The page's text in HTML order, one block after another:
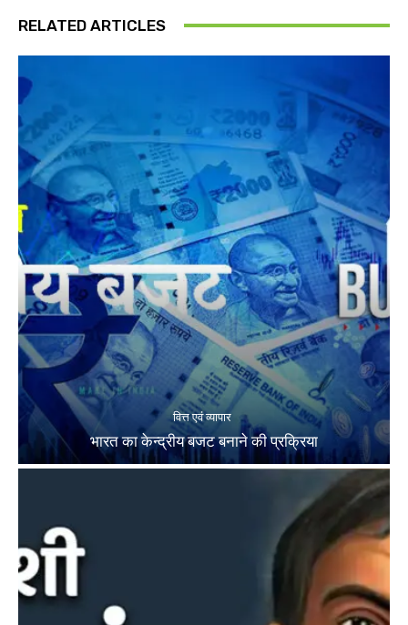
RELATED ARTICLES
वित्त एवं व्यापार
भारत का केन्द्रीय बजट बनाने की प्रक्रिया